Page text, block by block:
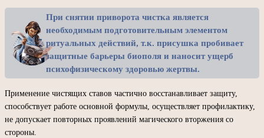
При снятии приворота чистка является
необходимым подготовительным элементом
ритуальных действий, т.к. присушка пробивает
защитные барьеры биополя и наносит ущерб
психофизическому здоровью жертвы.
Применение чистящих ставов частично восстанавливает защиту,
способствует работе основной формулы, осуществляет профилактику,
не допускает повторных проявлений магического вторжения со
стороны.